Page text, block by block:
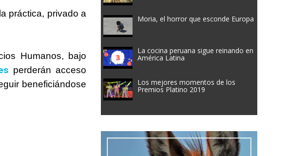
práctica, privado a
Humanos, bajo
perderán acceso
beneficiándose
Moria, el horror que esconde Europa
La cocina peruana sigue reinando en
América Latina
Los mejores momentos de los
Premios Platino 2019